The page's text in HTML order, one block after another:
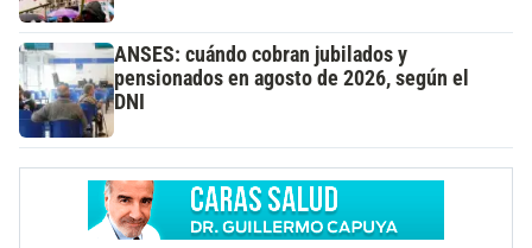
ANSES: cuándo cobran jubilados y
pensionados en agosto de 2026, según el
DNI